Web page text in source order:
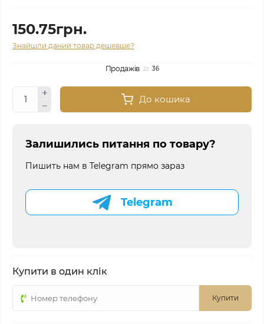
150.75грн.
Знайшли даний товар дешевше?
Продажів 36
До кошика
Залишились питання по товару?
Пишить нам в Telegram прямо зараз
Telegram
Купити в один клік
Купити